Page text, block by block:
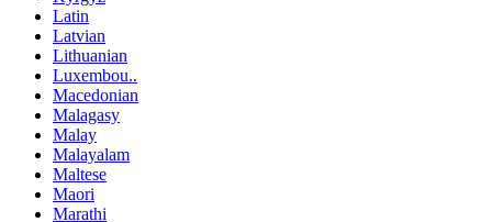
Latin
Latvian
Lithuanian
Luxembou..
Macedonian
Malagasy
Malay
Malayalam
Maltese
Maori
Marathi